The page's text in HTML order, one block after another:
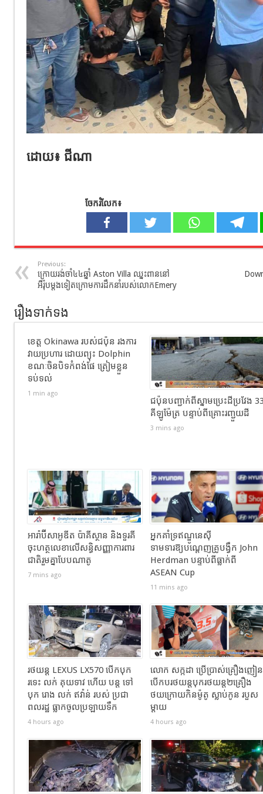
ដោយ៖ ជីណា
ចែករំលែក៖
Previous:
ក្រោយរង់ចាំ៤៤ឆ្នាំ Aston Villa ឈ្នះពាននៅ
អឺរ៉ុបម្តងទៀតក្រោមការដឹកនាំរបស់លោកEmery
រឿងទាក់ទង
ខេត្ត Okinawa របស់ជប៉ុន រងការ
វាយប្រហារ ដោយព្យុះ Dolphin
ខណៈចិនបិទកំពង់ផែ ត្រៀមខ្លួន
ទប់ទល់
1 min ago
ជប៉ុនបញ្ជាក់ពីស្នាមប្រេះដីប្រវែង
គីឡូម៉ែត្រ បន្ទាប់ពីគ្រោះរញ្ជួយដី
3 mins ago
អារ៉ាប៊ីសាអូឌីត ប៉ាគីស្ថាន និងទួរគី
ចុះហត្ថលេខាលើសន្ធិសញ្ញាការពារ
ជាតិរួមគ្នាបែបណាតូ
7 mins ago
អ្នកគាំទ្រឥណ្ឌូនេស៊ី
ទាមទារឱ្យបណ្តេញគ្រូបង្វឹក John
Herdman បន្ទាប់ពីធ្លាក់ពី
ASEAN Cup
11 mins ago
រថយន្ដ LEXUS LX570 បេីកបុក
រទេះ លក់ គុយទាវ ហេីយ បន្ត ទៅ
បុក រោង លក់ ឥវ៉ាន់ របស់ ប្រជា
ពលរដ្ឋ ធ្លាកចូលប្រឡាយទឹក
4 hours ago
លោក សក្កដា ប្រើប្រាស់គ្រឿងញៀន
បើកបរថយន្តបុករថយន្ត២គ្រឿង
ថយក្រោយកិនម៉ូតូ ស្លាប់កូន របួស
ម្ដាយ
4 hours ago